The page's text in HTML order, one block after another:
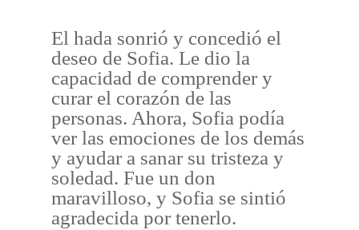
El hada sonrió y concedió el
deseo de Sofia. Le dio la
capacidad de comprender y
curar el corazón de las
personas. Ahora, Sofia podía
ver las emociones de los demás
y ayudar a sanar su tristeza y
soledad. Fue un don
maravilloso, y Sofia se sintió
agradecida por tenerlo.